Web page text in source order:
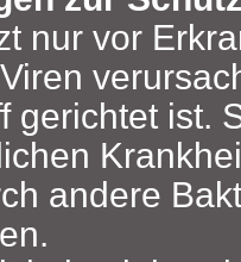
nur vor
gerichtet ist.
andere